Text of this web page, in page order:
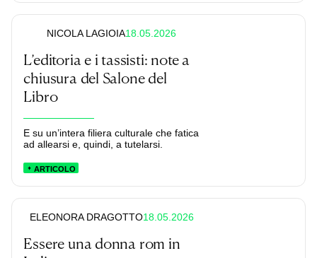
NICOLA LAGIOIA18.05.2026
L’editoria e i tassisti: note a
chiusura del Salone del
Libro
E su un’intera filiera culturale che fatica
ad allearsi e, quindi, a tutelarsi.
ARTICOLO
ELEONORA DRAGOTTO18.05.2026
Essere una donna rom in